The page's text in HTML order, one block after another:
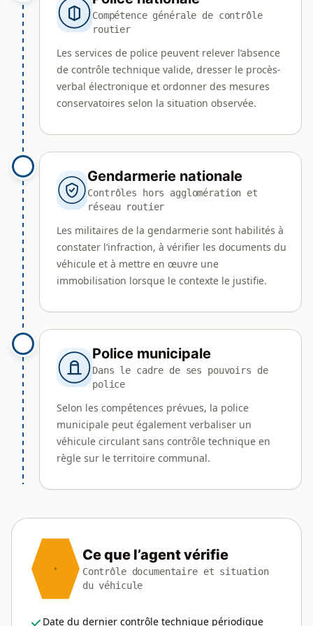
Compétence générale de contrôle
routier
Les services de police peuvent relever l’absence
de contrôle technique valide, dresser le procès-
verbal électronique et ordonner des mesures
conservatoires selon la situation observée.
Gendarmerie nationale
Contrôles hors agglomération et
réseau routier
Les militaires de la gendarmerie sont habilités à
constater l’infraction, à vérifier les documents du
véhicule et à mettre en œuvre une
immobilisation lorsque le contexte le justifie.
Police municipale
Dans le cadre de ses pouvoirs de
police
Selon les compétences prévues, la police
municipale peut également verbaliser un
véhicule circulant sans contrôle technique en
règle sur le territoire communal.
Ce que l’agent vérifie
Contrôle documentaire et situation
du véhicule
Date du dernier contrôle technique périodique